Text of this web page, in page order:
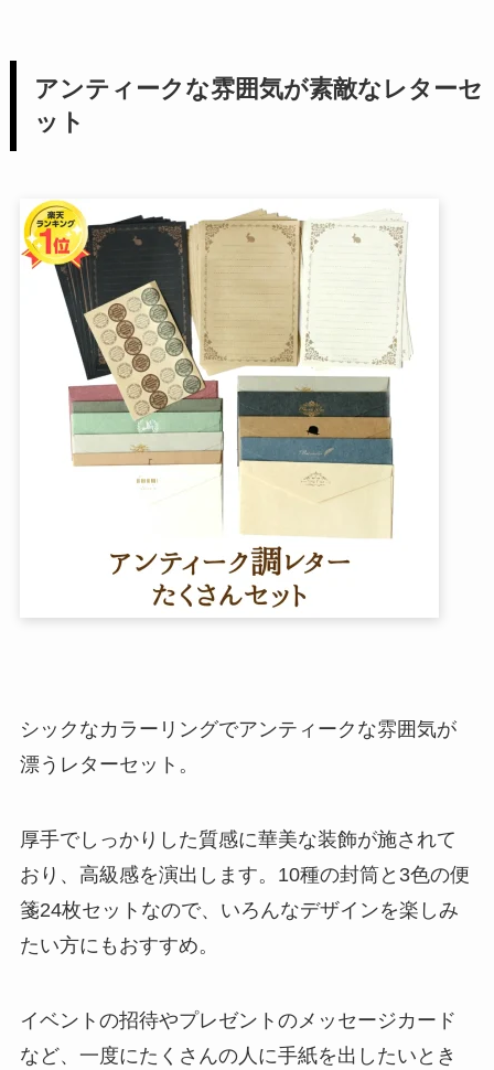
アンティークな雰囲気が素敵なレターセ
ット
シックなカラーリングでアンティークな雰囲気が
漂うレターセット。
厚手でしっかりした質感に華美な装飾が施されて
おり、高級感を演出します。10種の封筒と3色の便
箋24枚セットなので、いろんなデザインを楽しみ
たい方にもおすすめ。
イベントの招待やプレゼントのメッセージカード
など、一度にたくさんの人に手紙を出したいとき